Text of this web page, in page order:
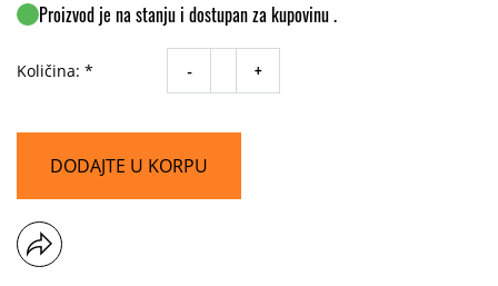
Proizvod je na stanju i dostupan za kupovinu .
Količina: * - +
DODAJTE U KORPU